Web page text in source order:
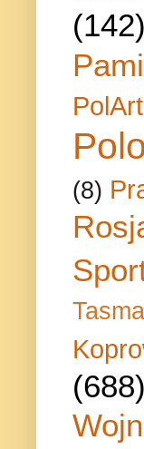
(142)
PolArt
(8)
(688)